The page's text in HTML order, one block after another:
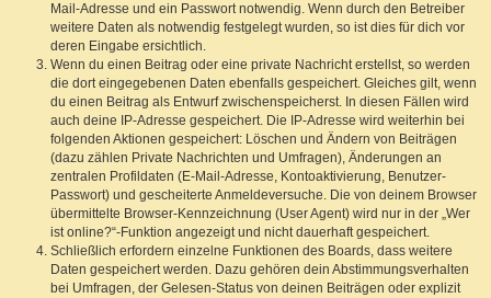
Mail-Adresse und ein Passwort notwendig. Wenn durch den Betreiber
weitere Daten als notwendig festgelegt wurden, so ist dies für dich vor
deren Eingabe ersichtlich.
Wenn du einen Beitrag oder eine private Nachricht erstellst, so werden
die dort eingegebenen Daten ebenfalls gespeichert. Gleiches gilt, wenn
du einen Beitrag als Entwurf zwischenspeicherst. In diesen Fällen wird
auch deine IP-Adresse gespeichert. Die IP-Adresse wird weiterhin bei
folgenden Aktionen gespeichert: Löschen und Ändern von Beiträgen
(dazu zählen Private Nachrichten und Umfragen), Änderungen an
zentralen Profildaten (E-Mail-Adresse, Kontoaktivierung, Benutzer-
Passwort) und gescheiterte Anmeldeversuche. Die von deinem Browser
übermittelte Browser-Kennzeichnung (User Agent) wird nur in der „Wer
ist online?“-Funktion angezeigt und nicht dauerhaft gespeichert.
Schließlich erfordern einzelne Funktionen des Boards, dass weitere
Daten gespeichert werden. Dazu gehören dein Abstimmungsverhalten
bei Umfragen, der Gelesen-Status von deinen Beiträgen oder explizit